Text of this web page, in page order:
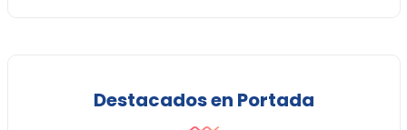
Destacados en Portada